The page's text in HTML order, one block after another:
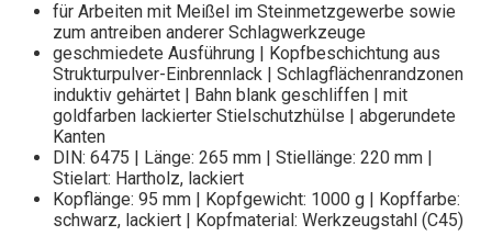
für Arbeiten mit Meißel im Steinmetzgewerbe sowie
zum antreiben anderer Schlagwerkzeuge
geschmiedete Ausführung | Kopfbeschichtung aus
Strukturpulver-Einbrennlack | Schlagflächenrandzonen
induktiv gehärtet | Bahn blank geschliffen | mit
goldfarben lackierter Stielschutzhülse | abgerundete
Kanten
DIN: 6475 | Länge: 265 mm | Stiellänge: 220 mm |
Stielart: Hartholz, lackiert
Kopflänge: 95 mm | Kopfgewicht: 1000 g | Kopffarbe:
schwarz, lackiert | Kopfmaterial: Werkzeugstahl (C45)